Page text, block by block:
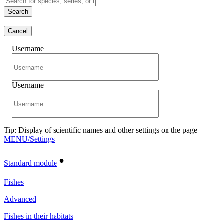
Search
Cancel
Username
Username
Tip: Display of scientific names and other settings on the page
MENU/Settings
Standard module •
Fishes
Advanced
Fishes in their habitats